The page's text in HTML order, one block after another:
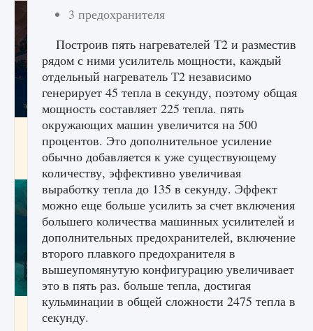
Как разблокировать заклинание Крист в
Creatures of Ava
9 августа 2024 1 393 0 0
Как приручить существ из степей Тамура в
игре Creatures of Ava
3 предохранителя
Построив пять нагревателей Т2 и разместив
рядом с ними усилитель мощности, каждый
отдельный нагреватель Т2 независимо
генерирует 45 тепла в секунду, поэтому общая
мощность составляет 225 тепла. пять
окружающих машин увеличится на 500
процентов. Это дополнительное усиление
обычно добавляется к уже существующему
количеству, эффективно увеличивая
выработку тепла до 135 в секунду. Эффект
можно еще больше усилить за счет включения
большего количества машинных усилителей и
дополнительных предохранителей, включение
второго плавкого предохранителя в
вышеупомянутую конфигурацию увеличивает
это в пять раз. больше тепла, достигая
кульминации в общей сложности 2475 тепла в
секунду.